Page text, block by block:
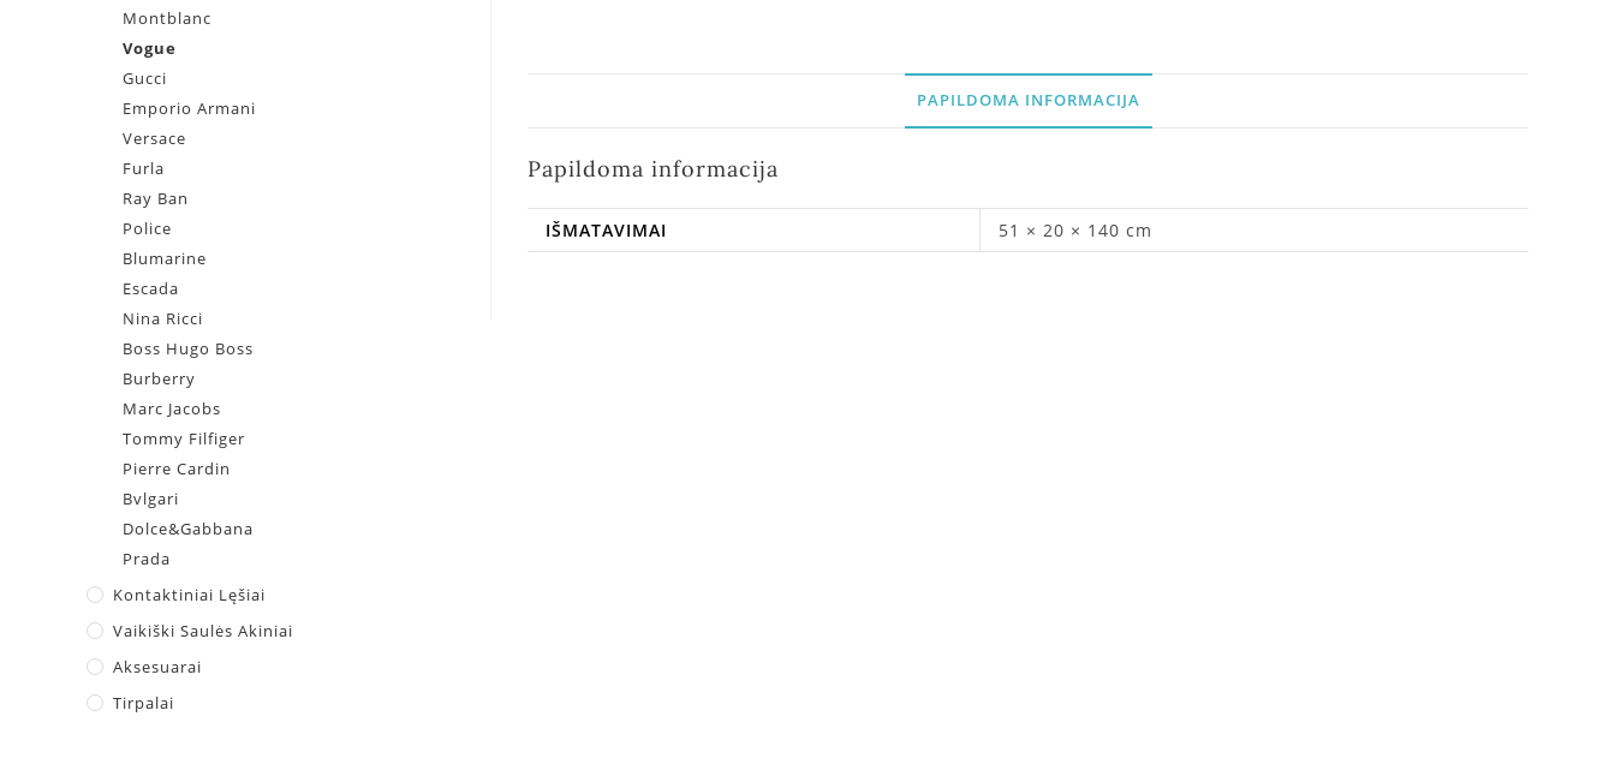
PAPILDOMA INFORMACIJA
Papildoma informacija
IŠMATAVIMAI 51 × 20 × 140 cm
Montblanc
Vogue
Gucci
Emporio Armani
Versace
Furla
Ray Ban
Police
Blumarine
Escada
Nina Ricci
Boss Hugo Boss
Burberry
Marc Jacobs
Tommy Filfiger
Pierre Cardin
Bvlgari
Dolce&Gabbana
Prada
Kontaktiniai Lęšiai
Vaikiški Saulės Akiniai
Aksesuarai
Tirpalai